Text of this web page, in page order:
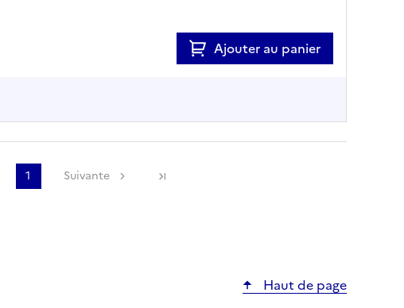
Ajouter au panier
1 Suivante
Haut de page